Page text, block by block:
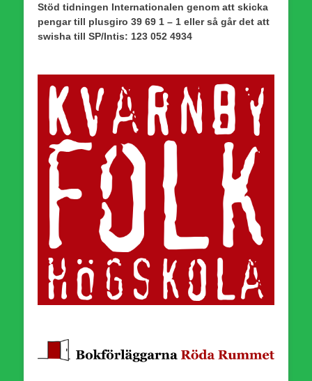
Stöd tidningen Internationalen genom att skicka
pengar till plusgiro 39 69 1 – 1 eller så går det att
swisha till SP/Intis: 123 052 4934